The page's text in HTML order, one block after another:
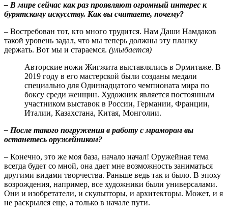
– В мире сейчас как раз проявляют огромный интерес к
бурятскому искусству. Как вы считаете, почему?
– Востребован тот, кто много трудится. Нам Даши Намдаков
такой уровень задал, что мы теперь должны эту планку
держать. Вот мы и стараемся. (улыбается)
Авторские ножи Жигжита выставлялись в Эрмитаже. В
2019 году в его мастерской были созданы медали
специально для Одиннадцатого чемпионата мира по
боксу среди женщин. Художник является постоянным
участником выставок в России, Германии, Франции,
Италии, Казахстана, Китая, Монголии.
– После такого погружения в работу с мрамором вы
останетесь оружейником?
– Конечно, это же моя база, начало начал! Оружейная тема
всегда будет со мной, она дает мне возможность заниматься
другими видами творчества. Раньше ведь так и было. В эпоху
возрождения, например, все художники были универсалами.
Они и изобретатели, и скульпторы, и архитекторы. Может, и я
не раскрылся еще, а только в начале пути.